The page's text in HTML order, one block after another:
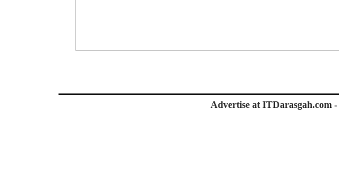
Advertise at